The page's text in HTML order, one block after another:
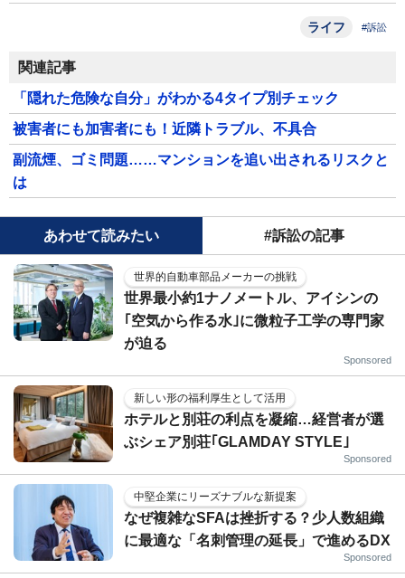
ライフ #訴訟
関連記事
「隠れた危険な自分」がわかる4タイプ別チェック
被害者にも加害者にも！近隣トラブル、不具合
副流煙、ゴミ問題……マンションを追い出されるリスクと
は
あわせて読みたい #訴訟の記事
世界的自動車部品メーカーの挑戦
世界最小約1ナノメートル、アイシンの
｢空気から作る水｣に微粒子工学の専門家
が迫る
Sponsored
新しい形の福利厚生として活用
ホテルと別荘の利点を凝縮…経営者が選
ぶシェア別荘｢GLAMDAY STYLE｣
Sponsored
中堅企業にリーズナブルな新提案
なぜ複雑なSFAは挫折する？少人数組織
に最適な「名刺管理の延長」で進めるDX
Sponsored